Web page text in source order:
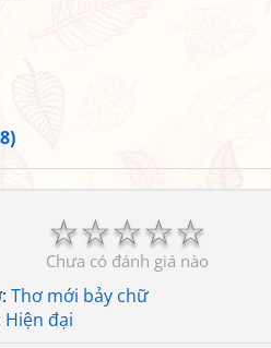
☆
☆
☆
☆
☆
Chưa có đánh giá nào
Thơ mới bảy chữ
Hiện đại